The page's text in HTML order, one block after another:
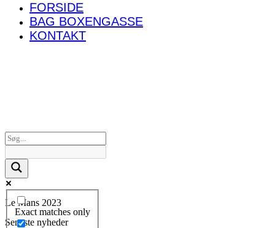
FORSIDE
BAG BOXENGASSE
KONTAKT
Exact matches only
Le Mans 2023
Seneste nyheder